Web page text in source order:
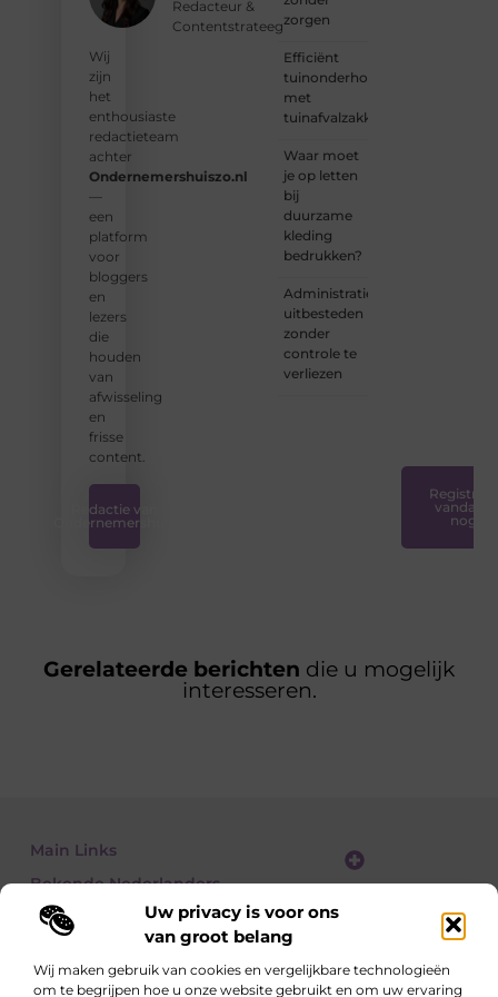
Uw privacy is voor ons
van groot belang
Wij maken gebruik van cookies en vergelijkbare technologieën
om te begrijpen hoe u onze website gebruikt en om uw ervaring
Redacteur &
Contentstrateeg
Wij
zijn
het
enthousiaste
redactieteam
achter
Ondernemershuiszo.nl
—
een
platform
voor
bloggers
en
lezers
die
houden
van
afwisseling
en
frisse
content.
Redactie van
Ondernemershuis
zorgen
Efficiënt
tuinonderhoud
met
tuinafvalzakken
Waar moet
je op letten
bij
duurzame
kleding
bedrukken?
Administratie
uitbesteden
zonder
controle te
verliezen
Registreer
vandaag
nog
Gerelateerde berichten die u mogelijk
interesseren.
Main Links
Bekende Nederlanders